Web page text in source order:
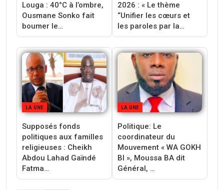
Louga : 40°C à l’ombre,
Ousmane Sonko fait
boumer le…
2026 : « Le thème
“Unifier les cœurs et
les paroles par la…
LA UNE
Supposés fonds
politiques aux familles
religieuses : Cheikh
Abdou Lahad Gaïndé
Fatma…
LA UNE
‎Politique: Le
coordinateur du
Mouvement « WA GOKH
BI », Moussa BA dit
Général, …